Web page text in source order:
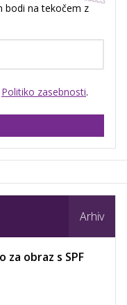
bodi na tekočem z
Politiko zasebnosti.
Arhiv
obraz s SPF